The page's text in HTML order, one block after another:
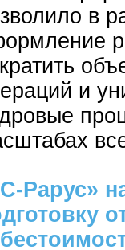
в
и
Рарус»